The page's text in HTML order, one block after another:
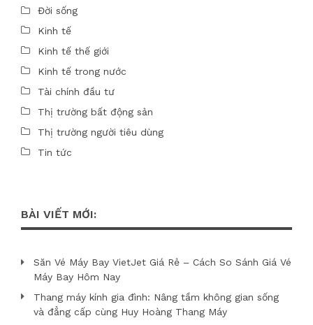
Đời sống
Kinh tế
Kinh tế thế giới
Kinh tế trong nước
Tài chính đầu tư
Thị trường bất động sản
Thị trường người tiêu dùng
Tin tức
BÀI VIẾT MỚI:
Săn Vé Máy Bay VietJet Giá Rẻ – Cách So Sánh Giá Vé
Máy Bay Hôm Nay
Thang máy kính gia đình: Nâng tầm không gian sống
và đẳng cấp cùng Huy Hoàng Thang Máy